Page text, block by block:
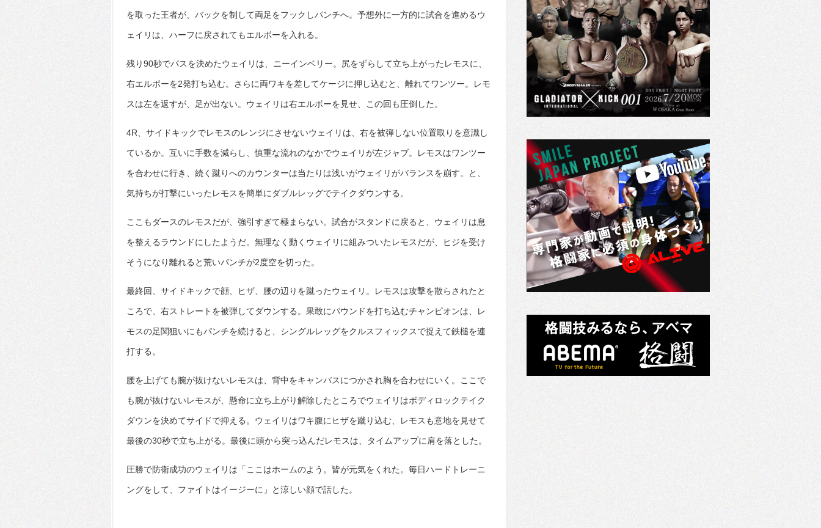
を取った王者が、バックを制して両足をフックしパンチへ。予想外に一方的に試合を進めるウ
ェイリは、ハーフに戻されてもエルボーを入れる。
残り90秒でパスを決めたウェイリは、ニーインベリー。尻をずらして立ち上がったレモスに、
右エルボーを2発打ち込む。さらに両ワキを差してケージに押し込むと、離れてワンツー。レモ
スは左を返すが、足が出ない。ウェイリは右エルボーを見せ、この回も圧倒した。
4R、サイドキックでレモスのレンジにさせないウェイリは、右を被弾しない位置取りを意識し
ているか。互いに手数を減らし、慎重な流れのなかでウェイリが左ジャブ。レモスはワンツー
を合わせに行き、続く蹴りへのカウンターは当たりは浅いがウェイリがバランスを崩す。と、
気持ちが打撃にいったレモスを簡単にダブルレッグでテイクダウンする。
ここもダースのレモスだが、強引すぎて極まらない。試合がスタンドに戻ると、ウェイリは息
を整えるラウンドにしたようだ。無理なく動くウェイリに組みついたレモスだが、ヒジを受け
そうになり離れると荒いパンチが2度空を切った。
最終回、サイドキックで顔、ヒザ、腰の辺りを蹴ったウェイリ。レモスは攻撃を散らされたと
ころで、右ストレートを被弾してダウンする。果敢にパウンドを打ち込むチャンピオンは、レ
モスの足関狙いにもパンチを続けると、シングルレッグをクルスフィックスで捉えて鉄槌を連
打する。
腰を上げても腕が抜けないレモスは、背中をキャンバスにつかされ胸を合わせにいく。ここで
も腕が抜けないレモスが、懸命に立ち上がり解除したところでウェイリはボディロックテイク
ダウンを決めてサイドで抑える。ウェイリはワキ腹にヒザを蹴り込む、レモスも意地を見せて
最後の30秒で立ち上がる。最後に頭から突っ込んだレモスは、タイムアップに肩を落とした。
圧勝で防衛成功のウェイリは「ここはホームのよう。皆が元気をくれた。毎日ハードトレーニ
ングをして、ファイトはイージーに」と涼しい顔で話した。